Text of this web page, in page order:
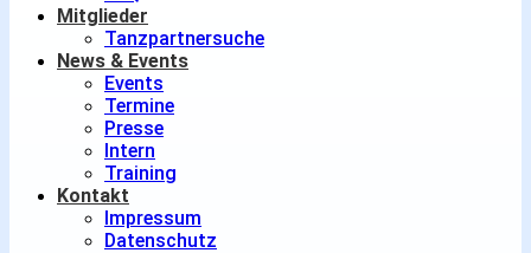
Mitglieder
Tanzpartnersuche
News & Events
Events
Termine
Presse
Intern
Training
Kontakt
Impressum
Datenschutz